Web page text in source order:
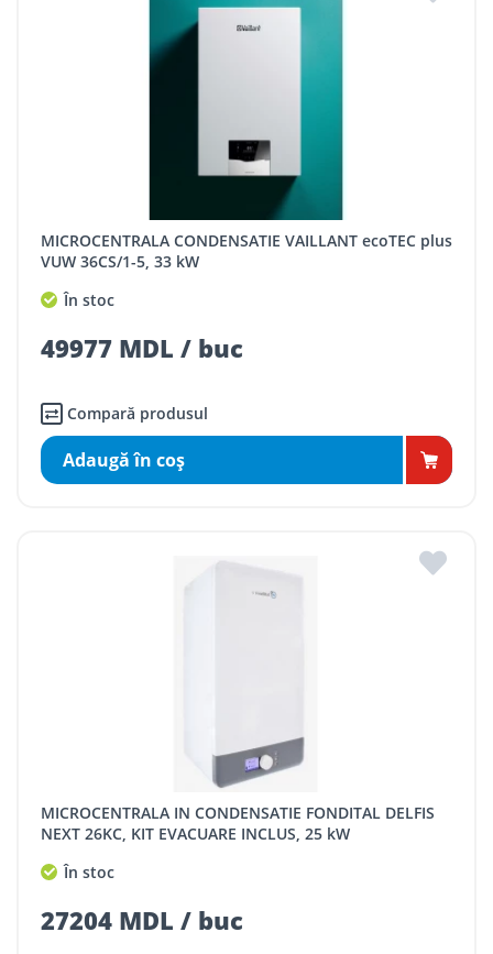
MICROCENTRALA CONDENSATIE VAILLANT ecoTEC plus
VUW 36CS/1-5, 33 kW
În stoc
49977 MDL / buc
Compară produsul
Adaugă în coş
MICROCENTRALA IN CONDENSATIE FONDITAL DELFIS
NEXT 26KC, KIT EVACUARE INCLUS, 25 kW
În stoc
27204 MDL / buc